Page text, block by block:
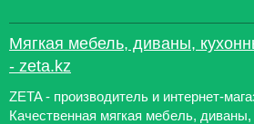
Мягкая мебель, диваны,
- zeta.kz
ZETA - производитель и интернет-
Качественная мягкая мебель,